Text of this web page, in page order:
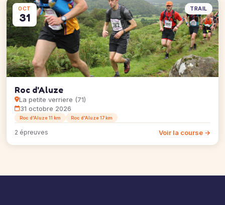
OCT
31
TRAIL
Roc d'Aluze
La petite verriere (71)
31 octobre 2026
Roc d'Aluze 11 km Roc d'Aluze 17 km
2 épreuves Voir la course →